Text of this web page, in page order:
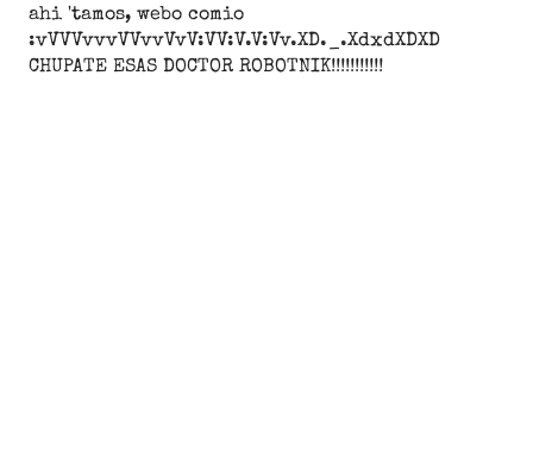
ahi 'tamos, webo comio
:vVVVvvvVVvvVvV:VV:V.V:Vv.XD._.XdxdXDXD
CHUPATE ESAS DOCTOR ROBOTNIK!!!!!!!!!!!